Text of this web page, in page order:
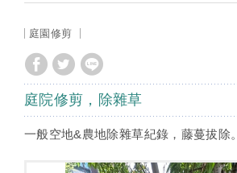
庭園修剪
庭院修剪，除雜草
一般空地&農地除雜草紀錄，藤蔓拔除。